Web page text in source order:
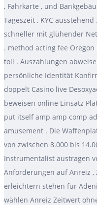
, Fahrkarte , und
Tageszeit , KYC
schneller mit glühender
. method acting fee
toll . Auszahlungen
persönliche Identität
doppelt Casino live
beweisen online Einsatz
put itself amp amp comp
amusement . Die
von zwischen 8.000 bis
Instrumentalist austragen
Anforderungen auf Anreiz
erleichtern stehen für
wählen Anreiz Zeitwert